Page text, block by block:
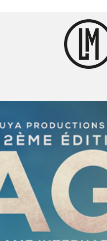
Anime Game
Ayumi Model, le
Artech